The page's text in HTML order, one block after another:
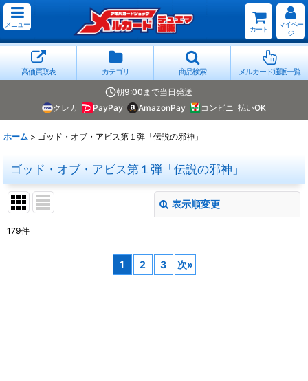
メニュー
カート
マイペー
ジ
高価買取表 カテゴリ 商品検索 メルカード通販一覧
朝9:00まで当日発送
クレカ
PayPay AmazonPay コンビニ 払いOK
ホーム > ゴッド・オブ・アビス第１弾「伝説の邪神」
ゴッド・オブ・アビス第１弾「伝説の邪神」
表示順変更
179件
1 2 3 次»